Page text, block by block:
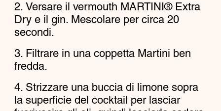
Versare il vermouth MARTINI® Extra
Dry e il gin. Mescolare per circa 20
secondi.
Filtrare in una coppetta Martini ben
fredda.
Strizzare una buccia di limone sopra
la superficie del cocktail per lasciar